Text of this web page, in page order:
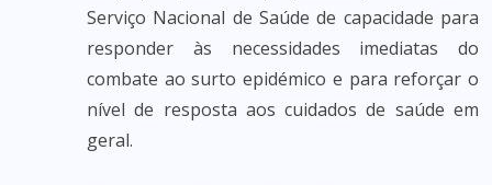
Serviço Nacional de Saúde de capacidade para
responder às necessidades imediatas do
combate ao surto epidémico e para reforçar o
nível de resposta aos cuidados de saúde em
geral.